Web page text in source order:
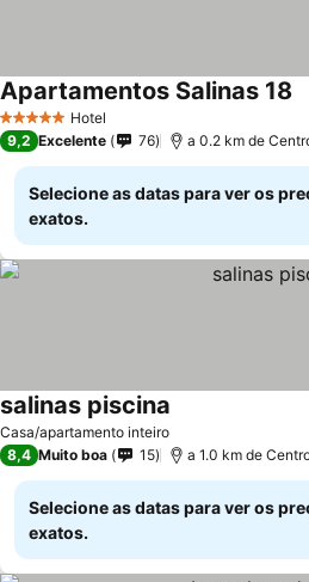
5 Estrelas Hotel
Apartamentos Salinas 18
9,2 Excelente 76 a 0.2 km de
Selecione as datas para ver os
exatos.
Casa/apartamento inteiro
salinas piscina
8,4 Muito boa 15 a 1.0 km de
Selecione as datas para ver os
exatos.